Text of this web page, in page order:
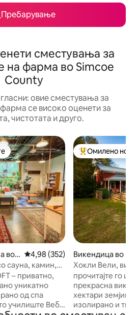
Пребарување
сместувања за
на фарма во Simcoe
County
овие сместувања за
се високо оценети за
чистотата и друго.
на гостите“
во
Просечна оцена: 4,98 од 5,
4,98 (352)
сауна, камин,
– приватно,
уникатно
од спа
училиште Веб,
Меѓу
Омилено на
Викендица во
Хокли Вели,
земјата
прочитајте го целиот
прекрасна
хектари
изолирано и тивко.